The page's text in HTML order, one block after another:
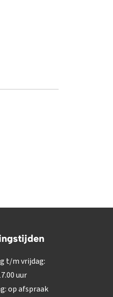
t/m vrijdag:
uur
op afspraak